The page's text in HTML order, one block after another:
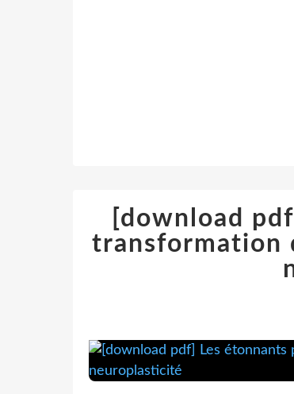
[download
transformation